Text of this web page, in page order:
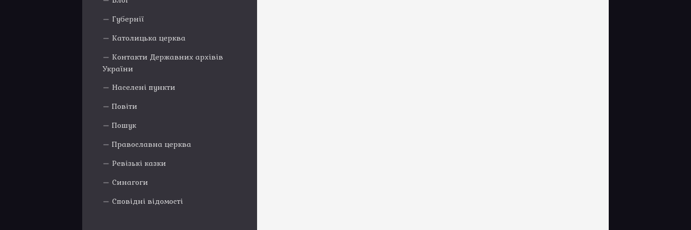
Губернії
Католицька церква
Контакти Державних архівів
України
Населені пункти
Повіти
Пошук
Православна церква
Ревізькі казки
Синагоги
Сповідні відомості